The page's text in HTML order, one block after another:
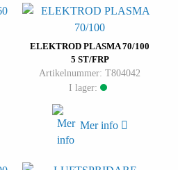
ELEKTROD PLASMA 70/100
5 ST/FRP
Artikelnummer: T804042
I lager:
Mer info